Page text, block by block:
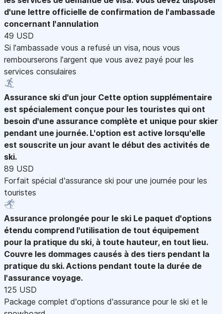
d'une lettre officielle de confirmation de l'ambassade
concernant l'annulation
49 USD
Si l'ambassade vous a refusé un visa, nous vous
rembourserons l'argent que vous avez payé pour les
services consulaires
Assurance ski d'un jour Cette option supplémentaire
est spécialement conçue pour les touristes qui ont
besoin d'une assurance complète et unique pour skier
pendant une journée. L'option est active lorsqu'elle
est souscrite un jour avant le début des activités de
ski.
89 USD
Forfait spécial d'assurance ski pour une journée pour les
touristes
Assurance prolongée pour le ski Le paquet d'options
étendu comprend l'utilisation de tout équipement
pour la pratique du ski, à toute hauteur, en tout lieu.
Couvre les dommages causés à des tiers pendant la
pratique du ski. Actions pendant toute la durée de
l'assurance voyage.
125 USD
Package complet d'options d'assurance pour le ski et le